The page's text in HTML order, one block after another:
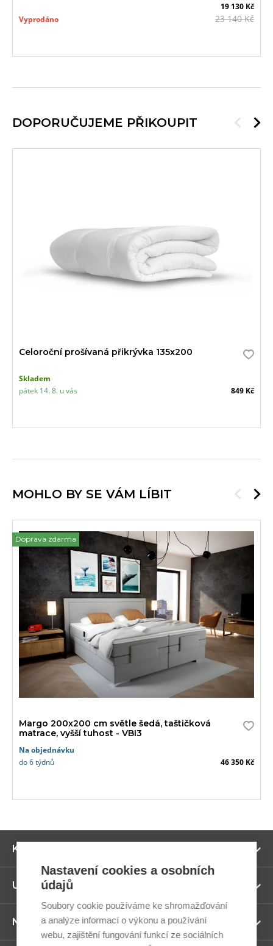
Vyprodáno
19 130 Kč
23 140 Kč
DOPORUČUJEME PŘIKOUPIT
Celoroční prošívaná přikrývka 135x200
Skladem
pátek 14. 8. u vás
849 Kč
MOHLO BY SE VÁM LÍBIT
Doprava zdarma
Margo 200x200 cm světle šedá, taštičková
matrace, vyšší tuhost - VBI3
Na objednávku
do 6 týdnů
46 350 Kč
Kategorie
Užitečné odkazy
Newsletter
Nastavení cookies a osobních
údajů
Soubory cookie používáme ke shromažďování
a analýze informací o výkonu a používání
webu, zajištění fungování funkcí ze sociálních